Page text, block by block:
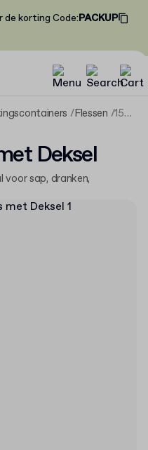
de korting Code:PACKUP
Flessen 150ml PET Fles met Deksel
Deksel
voor sap, dranken,